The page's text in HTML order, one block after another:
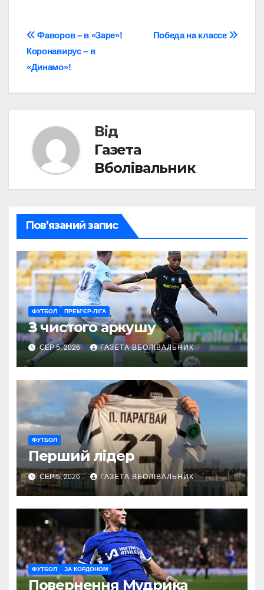
Навігація
записів
Победа на классе
Фаворов – в «Заре»!
Коронавирус – в
«Динамо»!
Від
Газета
Вболівальник
Пов’язаний запис
ФУТБОЛ ПРЕМ’ЄР-ЛІГА
З чистого аркушу
СЕР 5, 2026 ГАЗЕТА ВБОЛІВАЛЬНИК
ФУТБОЛ
Перший лідер
СЕР 5, 2026 ГАЗЕТА ВБОЛІВАЛЬНИК
ФУТБОЛ ЗА КОРДОНОМ
Повернення Мудрика